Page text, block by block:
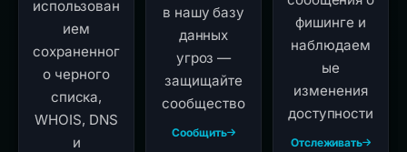
использован
ием
сохраненног
о черного
списка,
WHOIS, DNS
и
в нашу базу
данных
угроз —
защищайте
сообщество
Сообщить
фишинге и
наблюдаем
ые
изменения
доступности
Отслеживать